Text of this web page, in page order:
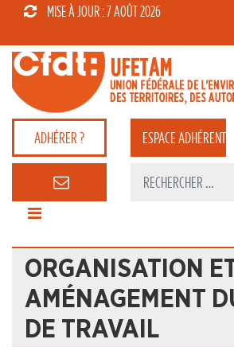
MISE À JOUR : 7 AOÛT 2026
ADHÉRER ? ESPACEADHÉRENT
ORGANISATION
AMÉNAGEMENT
DE TRAVAIL